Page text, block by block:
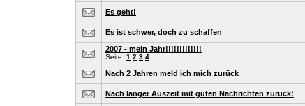
Es geht!
Es ist schwer, doch zu schaffen
2007 - mein Jahr!!!!!!!!!!!!!
Seite: 1 2 3 4
Nach 2 Jahren meld ich mich zurück
Nach langer Auszeit mit guten Nachrichten zurück!